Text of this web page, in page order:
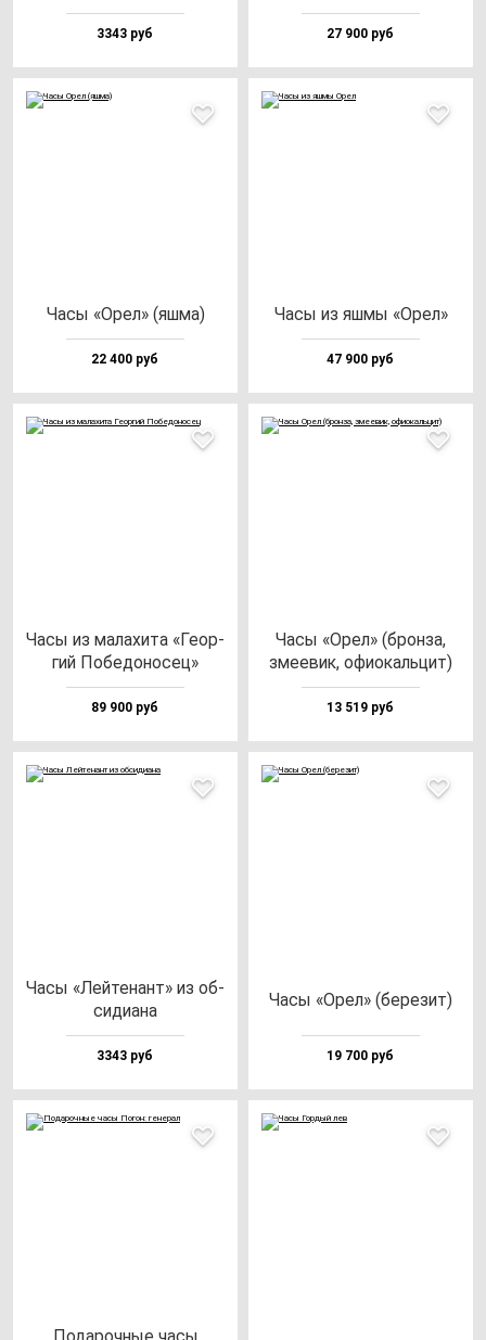
3343 руб 27 900 руб
Часы «Орел» (яш­ма)
22 400 руб
Часы из яш­мы «Орел»
47 900 руб
Часы из ма­ла­хи­та «Геор­
гий Побе­до­но­сец»
89 900 руб
Часы «Орел» (брон­за,
зме­евик, офи­окаль­цит)
13 519 руб
Часы «Лей­те­нант» из об­
си­ди­ана
3343 руб
Часы «Орел» (бе­ре­зит)
19 700 руб